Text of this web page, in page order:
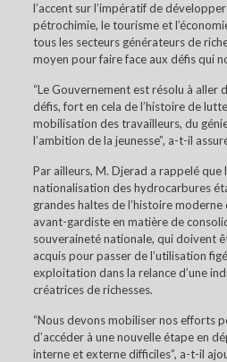
l’accent sur l’impératif de
pétrochimie, le tourisme et
tous les secteurs générateurs de
moyen pour faire face aux défis qui
“Le Gouvernement est résolu à aller
défis, fort en cela de l’histoire de
mobilisation des travailleurs, du
l’ambition de la jeunesse”, a-t-il
Par ailleurs, M. Djerad a rappelé que
nationalisation des hydrocarbures
grandes haltes de l’histoire
avant-gardiste en matière de
souveraineté nationale, qui doivent
acquis pour passer de l’utilisation
exploitation dans la relance d’une
créatrices de richesses.
“Nous devons mobiliser nos efforts
d’accéder à une nouvelle étape en
interne et externe difficiles”, a-t-il